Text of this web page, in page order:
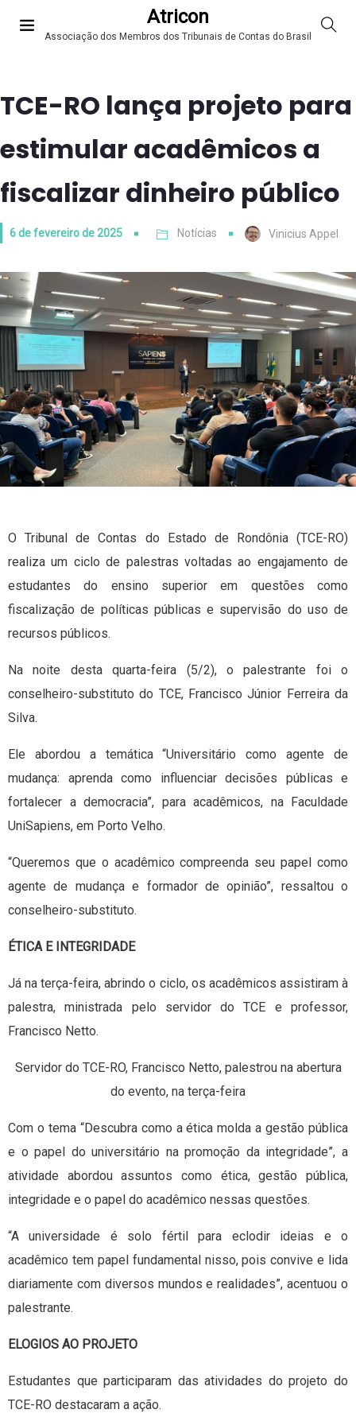
Atricon
Associação dos Membros dos Tribunais de Contas do Brasil
TCE-RO lança projeto para
estimular acadêmicos a
fiscalizar dinheiro público
6 de fevereiro de 2025 Notícias Vinicius Appel
O Tribunal de Contas do Estado de Rondônia (TCE-RO)
realiza um ciclo de palestras voltadas ao engajamento de
estudantes do ensino superior em questões como
fiscalização de políticas públicas e supervisão do uso de
recursos públicos.
Na noite desta quarta-feira (5/2), o palestrante foi o
conselheiro-substituto do TCE, Francisco Júnior Ferreira da
Silva.
Ele abordou a temática “Universitário como agente de
mudança: aprenda como influenciar decisões públicas e
fortalecer a democracia”, para acadêmicos, na Faculdade
UniSapiens, em Porto Velho.
“Queremos que o acadêmico compreenda seu papel como
agente de mudança e formador de opinião”, ressaltou o
conselheiro-substituto.
ÉTICA E INTEGRIDADE
Já na terça-feira, abrindo o ciclo, os acadêmicos assistiram à
palestra, ministrada pelo servidor do TCE e professor,
Francisco Netto.
Servidor do TCE-RO, Francisco Netto, palestrou na abertura
do evento, na terça-feira
Com o tema “Descubra como a ética molda a gestão pública
e o papel do universitário na promoção da integridade”, a
atividade abordou assuntos como ética, gestão pública,
integridade e o papel do acadêmico nessas questões.
“A universidade é solo fértil para eclodir ideias e o
acadêmico tem papel fundamental nisso, pois convive e lida
diariamente com diversos mundos e realidades”, acentuou o
palestrante.
ELOGIOS AO PROJETO
Estudantes que participaram das atividades do projeto do
TCE-RO destacaram a ação.